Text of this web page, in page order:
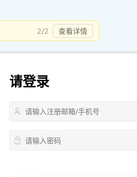
2/2 查看详情
请登录